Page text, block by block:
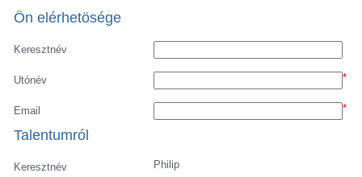
Ön elérhetösége
Keresztnév
Utónév *
Email *
Talentumról
Keresztnév Philip